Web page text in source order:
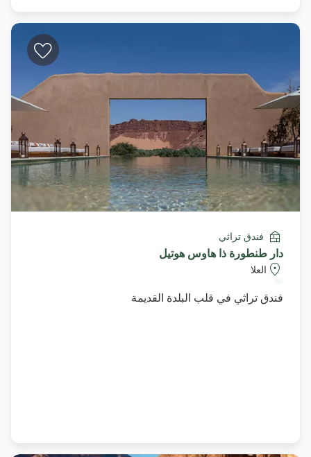
فندق تراثي
دار طنطورة ذا هاوس هوتيل
العلا
فندق تراثي في قلب البلدة القديمة